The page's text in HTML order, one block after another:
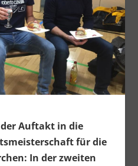
Auftakt in die
für die
In der zweiten